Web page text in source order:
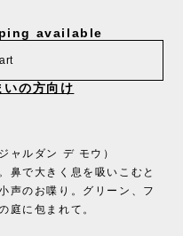
available
いの方向け
ャルダン デ モウ）
鼻で大きく息を吸いこむと
声のお喋り。グリーン、フ
庭に包まれて。